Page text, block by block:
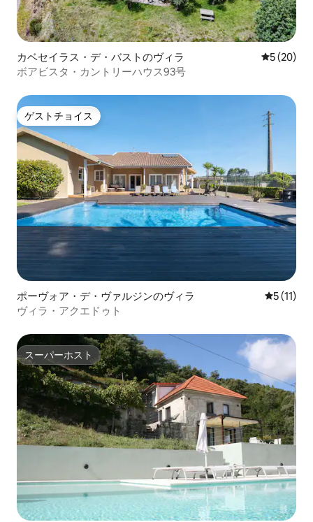
カベセイラス・デ・バストのヴィラ レビュー
5 (20)
ボアビスタ・カントリーハウス93号
ゲストチョイス
ゲストチョイス
ポーヴォア・デ・ヴァルジンのヴィラ レビュー
5 (11)
ヴィラ・アクエドゥト
スーパーホスト
スーパーホスト